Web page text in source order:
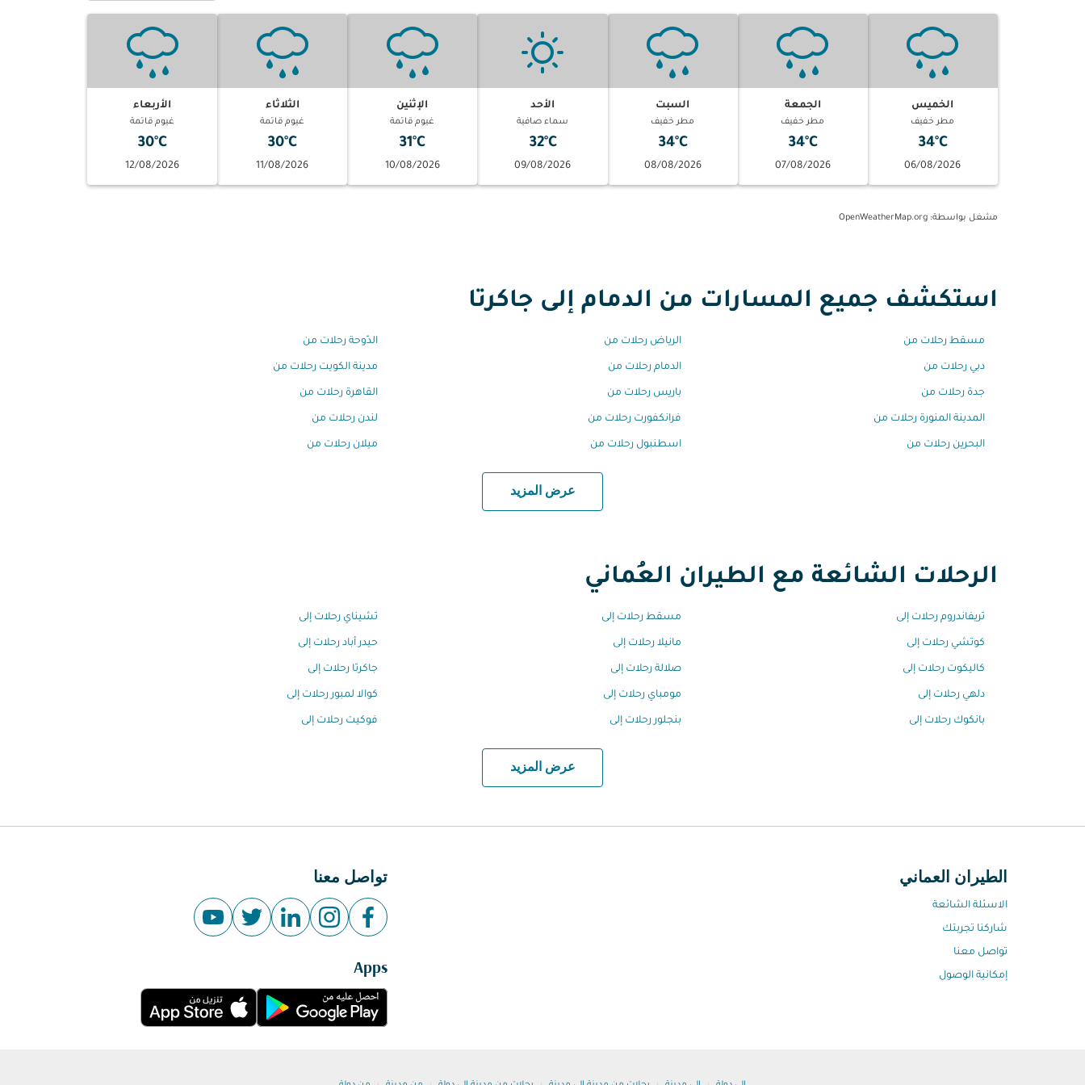
الخميس
مطر خفيف
34°C
06/08/2026
الجمعة
مطر خفيف
34°C
07/08/2026
السبت
مطر خفيف
34°C
08/08/2026
الأحد
سماء صافية
32°C
09/08/2026
الإثنين
غيوم قاتمة
31°C
10/08/2026
الثلاثاء
غيوم قاتمة
30°C
11/08/2026
الأربعاء
غيوم قاتمة
30°C
12/08/2026
مشغل بواسطة: OpenWeatherMap.org
استكشف جميع المسارات من الدمام إلى جاكرتا
مسقط رحلات من الرياض رحلات من الدّوحة رحلات من
دبي رحلات من الدمام رحلات من مدينة الكويت رحلات من
جدة رحلات من باريس رحلات من القاهرة رحلات من
المدينة المنورة رحلات من فرانكفورت رحلات من لندن رحلات من
البحرين رحلات من اسطنبول رحلات من ميلان رحلات من
عرض المزيد
الرحلات الشائعة مع الطيران العُماني
تريفاندروم رحلات إلى مسقط رحلات إلى تشيناي رحلات إلى
كوتشي رحلات إلى مانيلا رحلات إلى حيدر أباد رحلات إلى
كاليكوت رحلات إلى صلالة رحلات إلى جاكرتا رحلات إلى
دلهي رحلات إلى مومباي رحلات إلى كوالا لمبور رحلات إلى
بانكوك رحلات إلى بنجلور رحلات إلى فوكيت رحلات إلى
عرض المزيد
الطيران العماني
الاسئلة الشائعة
شاركنا تجربتك
تواصل معنا
إمكانية الوصول
تواصل معنا
Apps